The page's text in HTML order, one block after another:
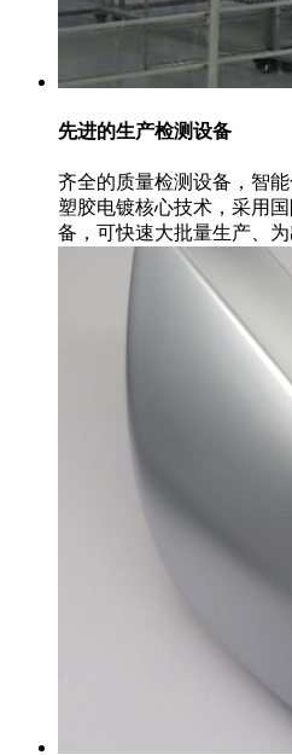
先进的生产检测设备
齐全的质量检测设备，智
塑胶电镀核心技术，采用
备，可快速大批量生产、